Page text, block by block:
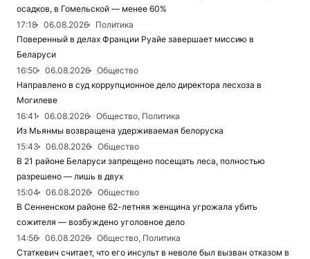
осадков, в Гомельской — менее 60%
17:18
06.08.2026
Политика
Поверенный в делах Франции Руайе завершает миссию в
Беларуси
16:50
06.08.2026
Общество
Направлено в суд коррупционное дело директора лесхоза в
Могилеве
16:41
06.08.2026
Общество, Политика
Из Мьянмы возвращена удерживаемая белоруска
15:43
06.08.2026
Общество
В 21 районе Беларуси запрещено посещать леса, полностью
разрешено — лишь в двух
15:04
06.08.2026
Общество
В Сенненском районе 62-летняя женщина угрожала убить
сожителя — возбуждено уголовное дело
14:56
06.08.2026
Общество, Политика
Статкевич считает, что его инсульт в неволе был вызван отказом в